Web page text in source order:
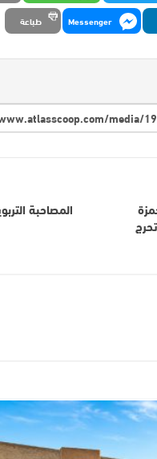
Messenger طباعة
المصاحبة